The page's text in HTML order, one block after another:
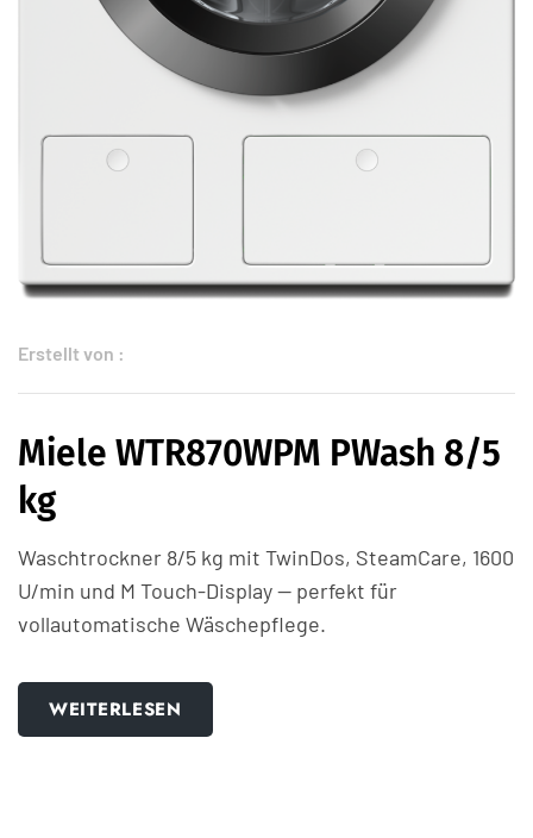
Erstellt von :
Miele WTR870WPM PWash 8/5
kg
Waschtrockner 8/5 kg mit TwinDos, SteamCare, 1600
U/min und M Touch-Display — perfekt für
vollautomatische Wäschepflege.
WEITERLESEN